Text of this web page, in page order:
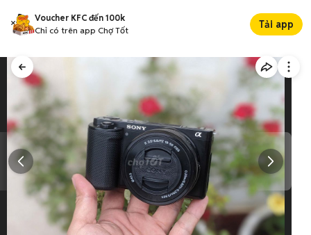
Voucher KFC đến 100k
Chỉ có trên app Chợ Tốt
Tải app